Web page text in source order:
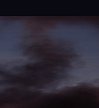
ARM เลี้ยวล้อหน้า 5 มิล
25 บาท